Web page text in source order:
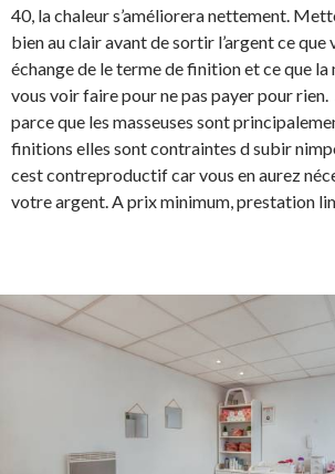
40, la chaleur s’améliorera nettement.
bien au clair avant de sortir l’argent ce que
échange de le terme de finition et ce que la
vous voir faire pour ne pas payer pour rien.
parce que les masseuses sont
finitions elles sont contraintes d subir
cest contreproductif car vous en aurez
votre argent. A prix minimum, prestation